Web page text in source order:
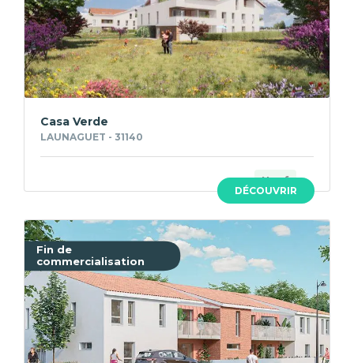
DÉCOUVRIR
Casa Verde
LAUNAGUET - 31140
Neuf
Fin de
commercialisation